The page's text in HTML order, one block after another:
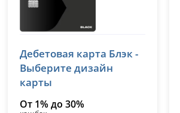
лицензия № 2673
Дебетовая карта Блэк -
Выберите дизайн
карты
От 1% до 30%